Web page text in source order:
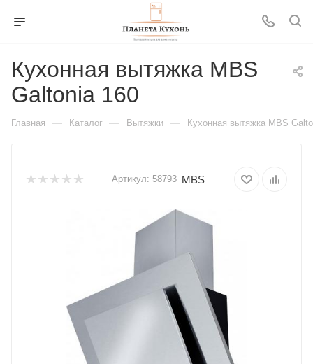
Кухонная вытяжка MBS
Galtonia 160
Главная — Каталог — Вытяжки — Кухонная вытяжка MBS
Артикул: 58793 MBS